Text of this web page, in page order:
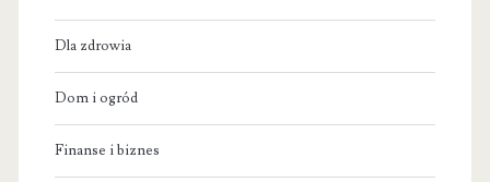
Dla zdrowia
Dom i ogród
Finanse i biznes